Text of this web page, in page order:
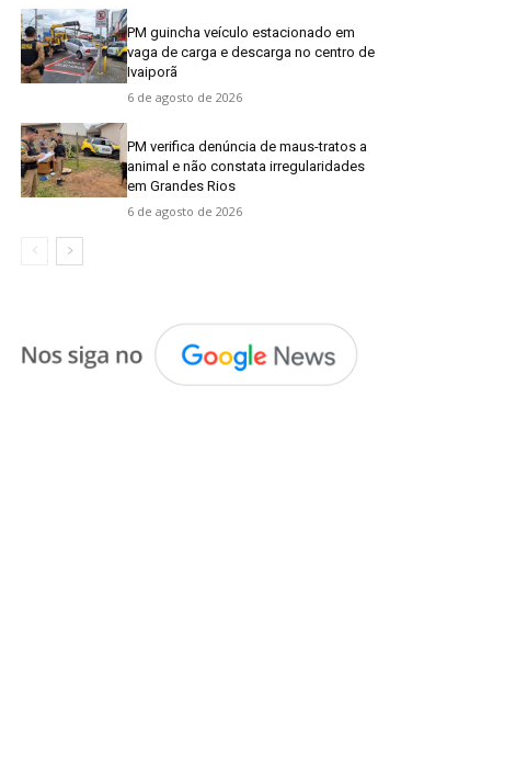
PM guincha veículo estacionado em
vaga de carga e descarga no centro de
Ivaiporã
6 de agosto de 2026
PM verifica denúncia de maus-tratos a
animal e não constata irregularidades
em Grandes Rios
6 de agosto de 2026